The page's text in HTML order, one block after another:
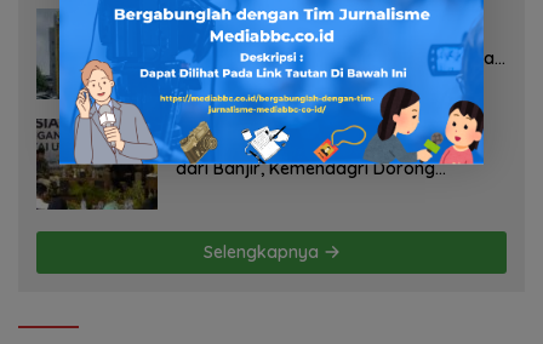
Agustus 7, 2026
Pelayanan Kinerja Dan Transparansi
Sanksi P2TL PLN Dipertanyakan, Upaya
Konfirmasi GM PLN UID S2JB Terkesan
Tutup Mata
Agustus 7, 2026
Selamatkan Lahan Pertanian Brebes
dari Banjir, Kemendagri Dorong
Selengkapnya